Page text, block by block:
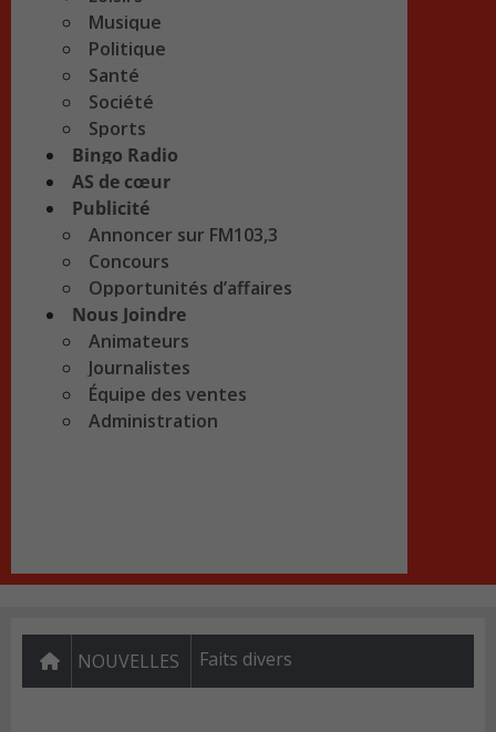
Musique
Politique
Santé
Société
Sports
Bingo Radio
AS de cœur
Publicité
Annoncer sur FM103,3
Concours
Opportunités d’affaires
Nous Joindre
Animateurs
Journalistes
Équipe des ventes
Administration
NOUVELLES Faits divers